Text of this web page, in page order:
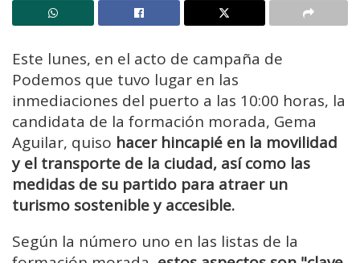
Este lunes, en el acto de campaña de
Podemos que tuvo lugar en las
inmediaciones del puerto a las 10:00 horas, la
candidata de la formación morada, Gema
Aguilar, quiso hacer hincapié en la movilidad
y el transporte de la ciudad, así como las
medidas de su partido para atraer un
turismo sostenible y accesible.
Según la número uno en las listas de la